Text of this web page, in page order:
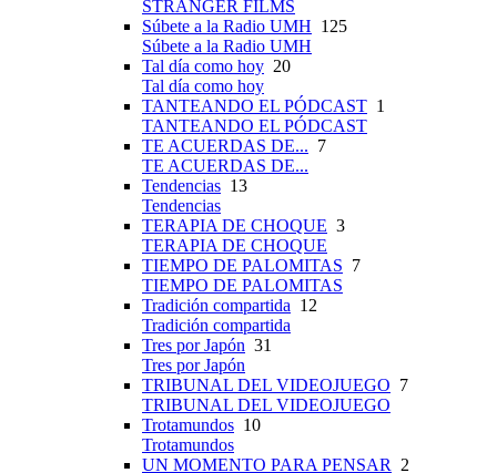
STRANGER FILMS
Súbete a la Radio UMH 125
Súbete a la Radio UMH
Tal día como hoy 20
Tal día como hoy
TANTEANDO EL PÓDCAST 1
TANTEANDO EL PÓDCAST
TE ACUERDAS DE... 7
TE ACUERDAS DE...
Tendencias 13
Tendencias
TERAPIA DE CHOQUE 3
TERAPIA DE CHOQUE
TIEMPO DE PALOMITAS 7
TIEMPO DE PALOMITAS
Tradición compartida 12
Tradición compartida
Tres por Japón 31
Tres por Japón
TRIBUNAL DEL VIDEOJUEGO 7
TRIBUNAL DEL VIDEOJUEGO
Trotamundos 10
Trotamundos
UN MOMENTO PARA PENSAR
2